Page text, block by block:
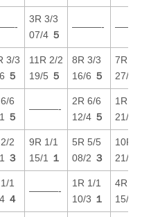
3R 3/3
07/4 ５
———-
3/3
５
11R 2/2
19/5 ５
8R 3/3
16/6 ５
7R 6/
27/6
6
５
———-
2R 6/6
12/4 ５
1R 3/
21/4
2
３
9R 1/1
15/1
１
5R 5/5
08/2 ３
10R
21/2
1
４
———-
1R 1/1
10/3 １
4R 5/
15/6